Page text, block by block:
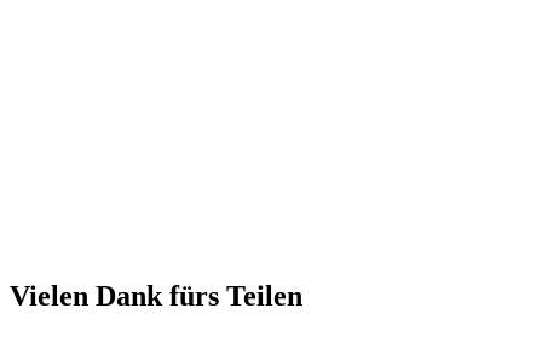
Vielen Dank fürs Teilen